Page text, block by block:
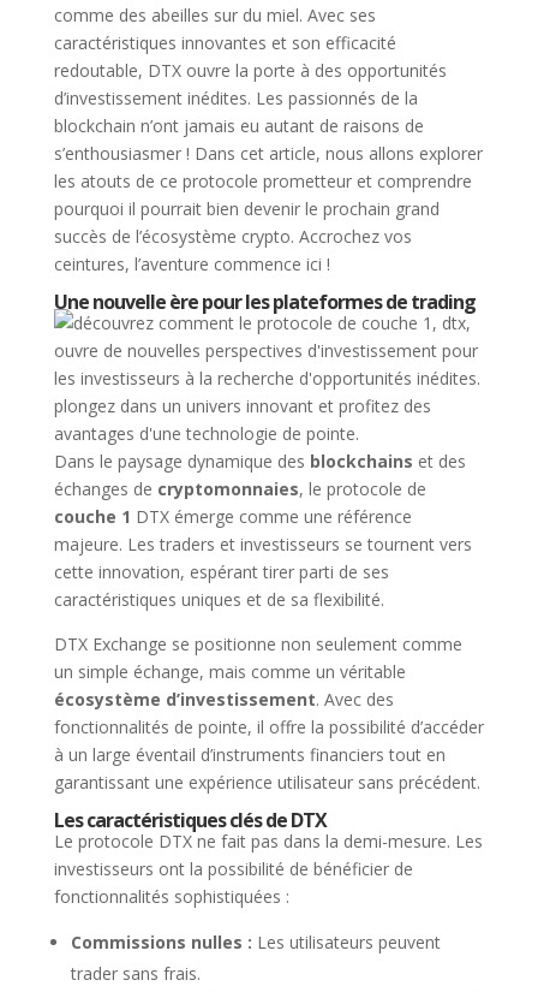
comme des abeilles sur du miel. Avec ses
caractéristiques innovantes et son efficacité
redoutable, DTX ouvre la porte à des opportunités
d’investissement inédites. Les passionnés de la
blockchain n’ont jamais eu autant de raisons de
s’enthousiasmer ! Dans cet article, nous allons explorer
les atouts de ce protocole prometteur et comprendre
pourquoi il pourrait bien devenir le prochain grand
succès de l’écosystème crypto. Accrochez vos
ceintures, l’aventure commence ici !
Une nouvelle ère pour les plateformes de trading
Dans le paysage dynamique des blockchains et des
échanges de cryptomonnaies, le protocole de
couche 1 DTX émerge comme une référence
majeure. Les traders et investisseurs se tournent vers
cette innovation, espérant tirer parti de ses
caractéristiques uniques et de sa flexibilité.
DTX Exchange se positionne non seulement comme
un simple échange, mais comme un véritable
écosystème d’investissement. Avec des
fonctionnalités de pointe, il offre la possibilité d’accéder
à un large éventail d’instruments financiers tout en
garantissant une expérience utilisateur sans précédent.
Les caractéristiques clés de DTX
Le protocole DTX ne fait pas dans la demi-mesure. Les
investisseurs ont la possibilité de bénéficier de
fonctionnalités sophistiquées :
Commissions nulles : Les utilisateurs peuvent
trader sans frais.